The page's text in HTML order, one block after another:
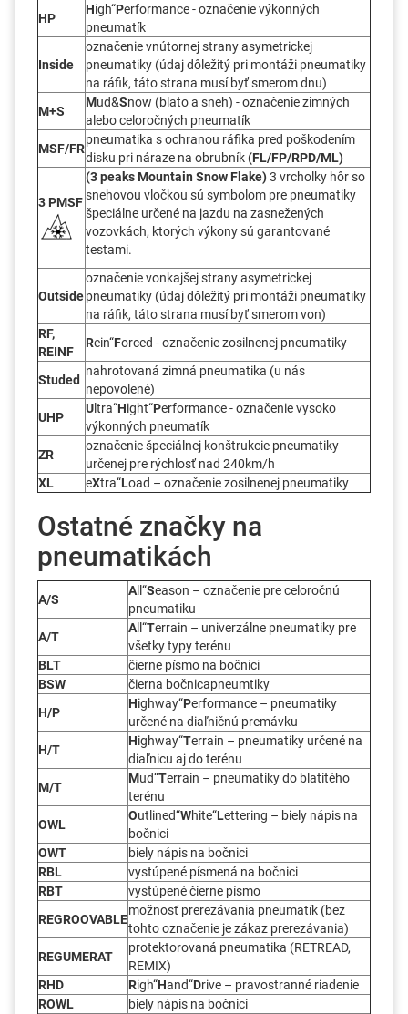
HP
High“Performance - označenie výkonných
pneumatík
Inside
označenie vnútornej strany asymetrickej
pneumatiky (údaj dôležitý pri montáži pneumatiky
na ráfik, táto strana musí byť smerom dnu)
M+S
Mud&Snow (blato a sneh) - označenie zimných
alebo celoročných pneumatík
MSF/FR
pneumatika s ochranou ráfika pred poškodením
disku pri náraze na obrubník(FL/FP/RPD/ML)
3 PMSF
(3 peaks Mountain Snow Flake)3 vrcholky hôr so
snehovou vločkou sú symbolom pre pneumatiky
špeciálne určené na jazdu na zasnežených
vozovkách, ktorých výkony sú garantované
testami.
Outside
označenie vonkajšej strany asymetrickej
pneumatiky (údaj dôležitý pri montáži pneumatiky
na ráfik, táto strana musí byť smerom von)
RF,
REINF
Rein“Forced - označenie zosilnenej pneumatiky
Studed
nahrotovaná zimná pneumatika (u nás
nepovolené)
UHP
Ultra“Hight“Performance - označenie vysoko
výkonných pneumatík
ZR
označenie špeciálnej konštrukcie pneumatiky
určenej pre rýchlosť nad 240km/h
XL
eXtra“Load – označenie zosilnenej pneumatiky
Ostatné značky na
pneumatikách
A/S
All“Season – označenie pre celoročnú
pneumatiku
A/T
All“Terrain – univerzálne pneumatiky pre
všetky typy terénu
BLT
čierne písmo na bočnici
BSW
čierna bočnicapneumtiky
H/P
Highway“Performance – pneumatiky
určené na diaľničnú premávku
H/T
Highway“Terrain – pneumatiky určené na
diaľnicu aj do terénu
M/T
Mud“Terrain – pneumatiky do blatitého
terénu
OWL
Outlined“White“Lettering – biely nápis na
bočnici
OWT
biely nápis na bočnici
RBL
vystúpené písmená na bočnici
RBT
vystúpené čierne písmo
REGROOVABLE
možnosť prerezávania pneumatík (bez
tohto označenie je zákaz prerezávania)
REGUMERAT
protektorovaná pneumatika (RETREAD,
REMIX)
RHD
Righ“Hand“Drive – pravostranné riadenie
ROWL
biely nápis na bočnici